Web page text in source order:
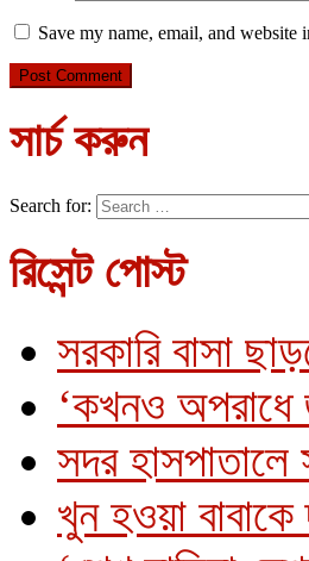
Save my name, email, and
সার্চ করুন
Search for:
রিসেন্ট পোস্ট
সরকারি বাসা
‘কখনও
সদর হাসপাতালে
খুন হওয়া